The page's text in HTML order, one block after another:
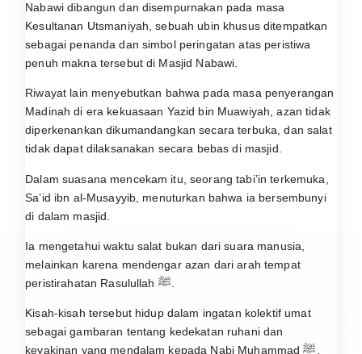
Nabawi dibangun dan disempurnakan pada masa
Kesultanan Utsmaniyah, sebuah ubin khusus ditempatkan
sebagai penanda dan simbol peringatan atas peristiwa
penuh makna tersebut di Masjid Nabawi.
Riwayat lain menyebutkan bahwa pada masa penyerangan
Madinah di era kekuasaan Yazid bin Muawiyah, azan tidak
diperkenankan dikumandangkan secara terbuka, dan salat
tidak dapat dilaksanakan secara bebas di masjid.
Dalam suasana mencekam itu, seorang tabi’in terkemuka,
Sa’id ibn al-Musayyib, menuturkan bahwa ia bersembunyi
di dalam masjid.
Ia mengetahui waktu salat bukan dari suara manusia,
melainkan karena mendengar azan dari arah tempat
Kisah-kisah tersebut hidup dalam ingatan kolektif umat
sebagai gambaran tentang kedekatan ruhani dan